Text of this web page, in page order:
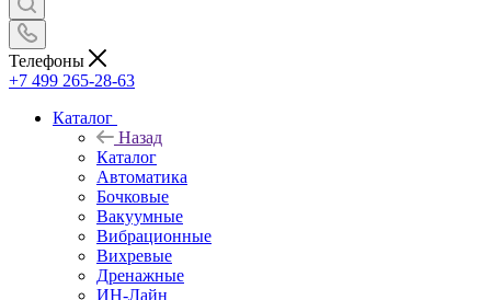
Телефоны
+7 499 265-28-63
Каталог
Назад
Каталог
Автоматика
Бочковые
Вакуумные
Вибрационные
Вихревые
Дренажные
ИН-Лайн